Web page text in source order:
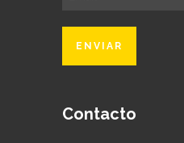
Contacto